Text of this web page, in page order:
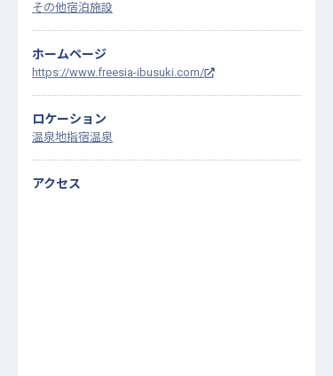
その他宿泊施設
ホームページ
https://www.freesia-ibusuki.com/
ロケーション
温泉地指宿温泉
アクセス